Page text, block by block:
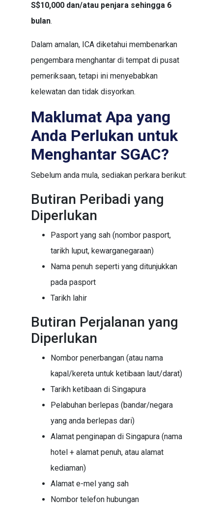
S$10,000 dan/atau penjara sehingga 6
bulan.
Dalam amalan, ICA diketahui membenarkan
pengembara menghantar di tempat di pusat
pemeriksaan, tetapi ini menyebabkan
kelewatan dan tidak disyorkan.
Maklumat Apa yang
Anda Perlukan untuk
Menghantar SGAC?
Sebelum anda mula, sediakan perkara berikut:
Butiran Peribadi yang
Diperlukan
Pasport yang sah (nombor pasport,
tarikh luput, kewarganegaraan)
Nama penuh seperti yang ditunjukkan
pada pasport
Tarikh lahir
Butiran Perjalanan yang
Diperlukan
Nombor penerbangan (atau nama
kapal/kereta untuk ketibaan laut/darat)
Tarikh ketibaan di Singapura
Pelabuhan berlepas (bandar/negara
yang anda berlepas dari)
Alamat penginapan di Singapura (nama
hotel + alamat penuh, atau alamat
kediaman)
Alamat e-mel yang sah
Nombor telefon hubungan